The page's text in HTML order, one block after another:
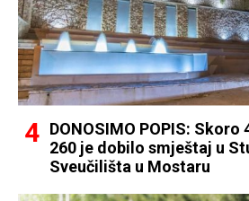
DONOSIMO POPIS: Skoro
260 je dobilo smještaj u
Sveučilišta u Mostaru